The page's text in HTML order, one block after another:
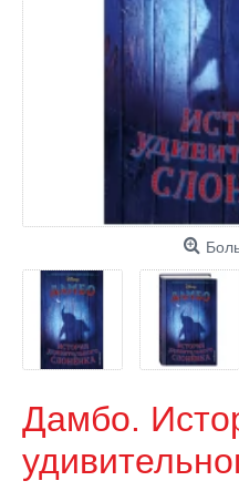
Дамбо.